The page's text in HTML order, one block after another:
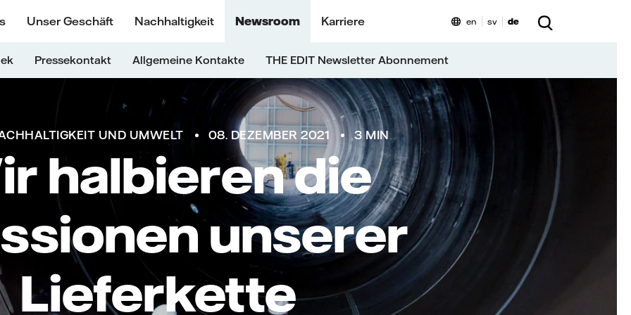
Unser Geschäft Nachhaltigkeit Newsroom Karriere
Pressekontakt Allgemeine Kontakte THE EDIT Newsletter Abonnement
en sv de
UND UMWELT 08. DEZEMBER 2021 3 MIN
halbieren die
unserer
Lieferkette